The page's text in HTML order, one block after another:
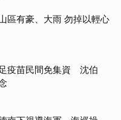
區有豪、大雨 勿掉以輕心
疫苗民間免集資 沈伯